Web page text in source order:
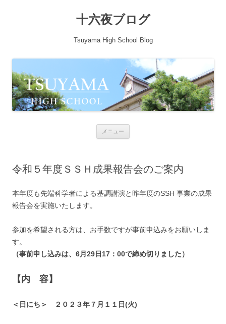
十六夜ブログ
Tsuyama High School Blog
メニュー
令和５年度ＳＳＨ成果報告会のご案内
本年度も先端科学者による基調講演と昨年度のSSH 事業の成果
報告会を実施いたします。
参加を希望される方は、お手数ですが事前申込みをお願いしま
す。
（事前申し込みは、6月29日17：00で締め切りました）
【内 容】
＜日にち＞ ２０２３年７月１１日(火)